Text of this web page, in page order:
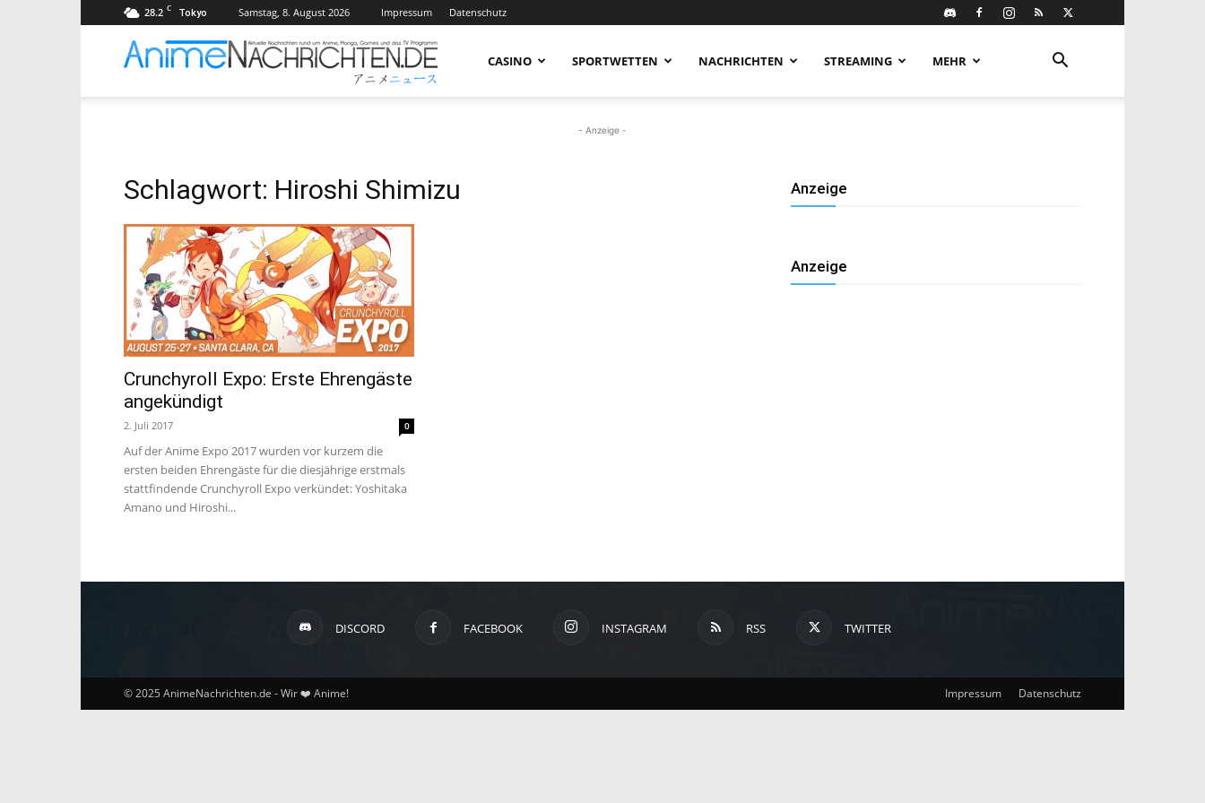
28.2 C Tokyo Samstag, 8. August 2026 Impressum Datenschutz
AnimeNachrichten
Aktuelle
CASINO SPORTWETTEN NACHRICHTEN STREAMING MEHR
- Anzeige -
Schlagwort: Hiroshi Shimizu
Crunchyroll Expo: Erste Ehrengäste
angekündigt
2. Juli 2017 0
Auf der Anime Expo 2017 wurden vor kurzem die
ersten beiden Ehrengäste für die diesjährige erstmals
stattfindende Crunchyroll Expo verkündet: Yoshitaka
Amano und Hiroshi...
Anzeige
Anzeige
DISCORD FACEBOOK INSTAGRAM RSS TWITTER
Impressum Datenschutz
© 2025 AnimeNachrichten.de - Wir ❤️ Anime!